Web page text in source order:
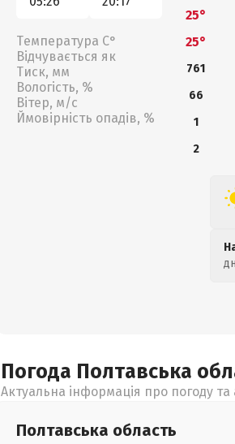
Температура С°
Відчувається як
Тиск, мм
Вологість, %
Вітер, м/с
Ймовірність опадів, %
25°
25°
761
66
1
2
Погода Полтавська
Актуальна інформація про погоду
Полтавська область